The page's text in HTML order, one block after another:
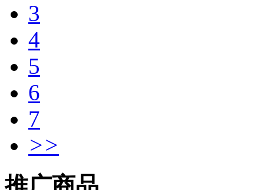
3
4
5
6
7
>>